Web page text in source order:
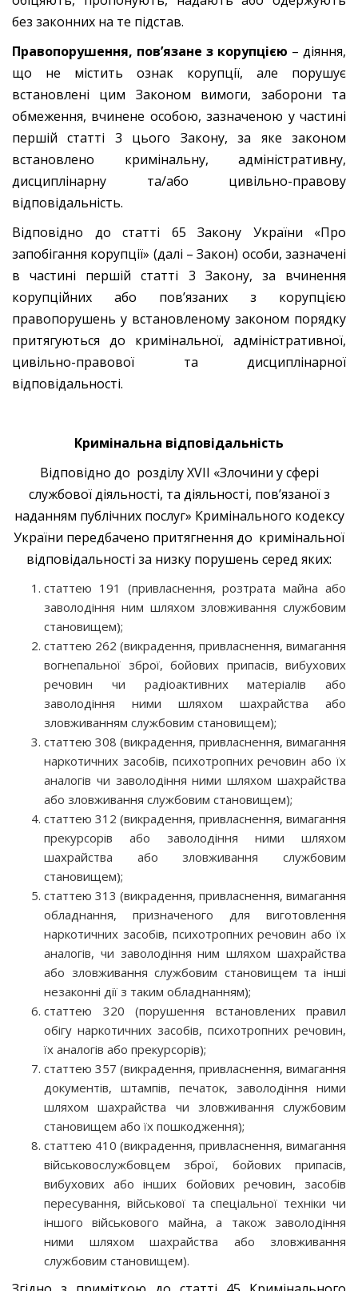
без законних на те підстав.
Правопорушення, пов’язане з корупцією – діяння,
що не містить ознак корупції, але порушує
встановлені цим Законом вимоги, заборони та
обмеження, вчинене особою, зазначеною у частині
першій статті 3 цього Закону, за яке законом
встановлено кримінальну, адміністративну,
дисциплінарну та/або цивільно-правову
відповідальність.
Відповідно до статті 65 Закону України «Про
запобігання корупції» (далі – Закон) особи, зазначені
в частині першій статті 3 Закону, за вчинення
корупційних або пов’язаних з корупцією
правопорушень у встановленому законом порядку
притягуються до кримінальної, адміністративної,
цивільно-правової та дисциплінарної
відповідальності.
Кримінальна відповідальність
Відповідно до розділу ХVII «Злочини у сфері
службової діяльності, та діяльності, пов’язаної з
наданням публічних послуг» Кримінального кодексу
України передбачено притягнення до кримінальної
відповідальності за низку порушень серед яких:
статтею 191 (привласнення, розтрата майна або
заволодіння ним шляхом зловживання службовим
становищем);
статтею 262 (викрадення, привласнення, вимагання
вогнепальної зброї, бойових припасів, вибухових
речовин чи радіоактивних матеріалів або
заволодіння ними шляхом шахрайства або
зловживанням службовим становищем);
статтею 308 (викрадення, привласнення, вимагання
наркотичних засобів, психотропних речовин або їх
аналогів чи заволодіння ними шляхом шахрайства
або зловживання службовим становищем);
статтею 312 (викрадення, привласнення, вимагання
прекурсорів або заволодіння ними шляхом
шахрайства або зловживання службовим
становищем);
статтею 313 (викрадення, привласнення, вимагання
обладнання, призначеного для виготовлення
наркотичних засобів, психотропних речовин або їх
аналогів, чи заволодіння ним шляхом шахрайства
або зловживання службовим становищем та інші
незаконні дії з таким обладнанням);
статтею 320 (порушення встановлених правил
обігу наркотичних засобів, психотропних речовин,
їх аналогів або прекурсорів);
статтею 357 (викрадення, привласнення, вимагання
документів, штампів, печаток, заволодіння ними
шляхом шахрайства чи зловживання службовим
становищем або їх пошкодження);
статтею 410 (викрадення, привласнення, вимагання
військовослужбовцем зброї, бойових припасів,
вибухових або інших бойових речовин, засобів
пересування, військової та спеціальної техніки чи
іншого військового майна, а також заволодіння
ними шляхом шахрайства або зловживання
службовим становищем).